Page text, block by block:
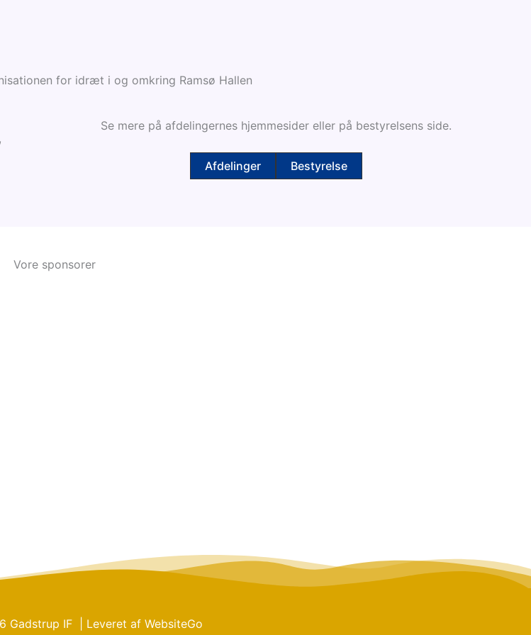
for idræt i og omkring Ramsø Hallen
Se mere på afdelingernes hjemmesider eller på bestyrelsens side.
Afdelinger Bestyrelse
Vore sponsorer
Gadstrup IF | Leveret af WebsiteGo